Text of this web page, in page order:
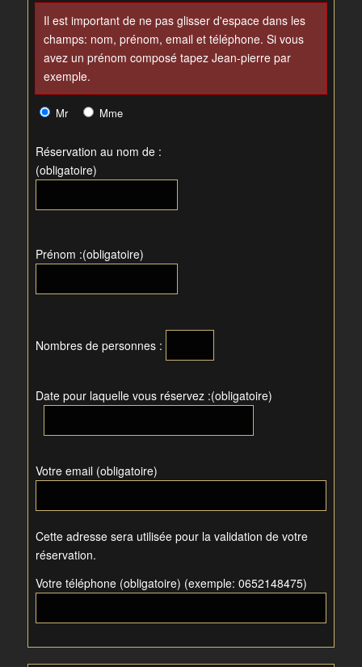
Il est important de ne pas glisser d'espace dans les
champs: nom, prénom, email et téléphone. Si vous
avez un prénom composé tapez Jean-pierre par
exemple.
Mr Mme
Réservation au nom de :
(obligatoire)
Prénom :(obligatoire)
Nombres de personnes :
Date pour laquelle vous réservez :(obligatoire)
Votre email (obligatoire)
Cette adresse sera utilisée pour la validation de votre
réservation.
Votre téléphone (obligatoire) (exemple: 0652148475)